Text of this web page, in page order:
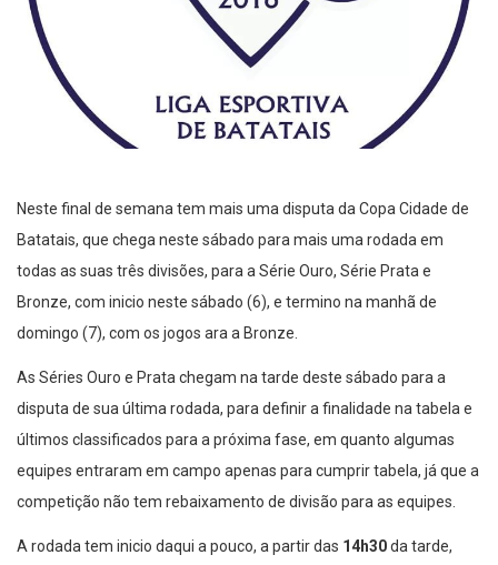
Neste final de semana tem mais uma disputa da Copa Cidade de
Batatais, que chega neste sábado para mais uma rodada em
todas as suas três divisões, para a Série Ouro, Série Prata e
Bronze, com inicio neste sábado (6), e termino na manhã de
domingo (7), com os jogos ara a Bronze.
As Séries Ouro e Prata chegam na tarde deste sábado para a
disputa de sua última rodada, para definir a finalidade na tabela e
últimos classificados para a próxima fase, em quanto algumas
equipes entraram em campo apenas para cumprir tabela, já que a
competição não tem rebaixamento de divisão para as equipes.
A rodada tem inicio daqui a pouco, a partir das 14h30 da tarde,